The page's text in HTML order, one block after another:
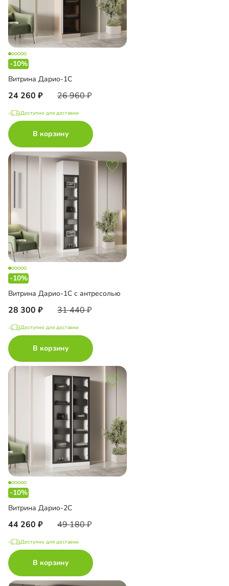
-10%
Витрина Дарио-1С
24 260 26 960
Доступно для доставки
В корзину
-10%
Витрина Дарио-1С с антресолью
28 300 31 440
Доступно для доставки
В корзину
-10%
Витрина Дарио-2С
44 260 49 180
Доступно для доставки
В корзину